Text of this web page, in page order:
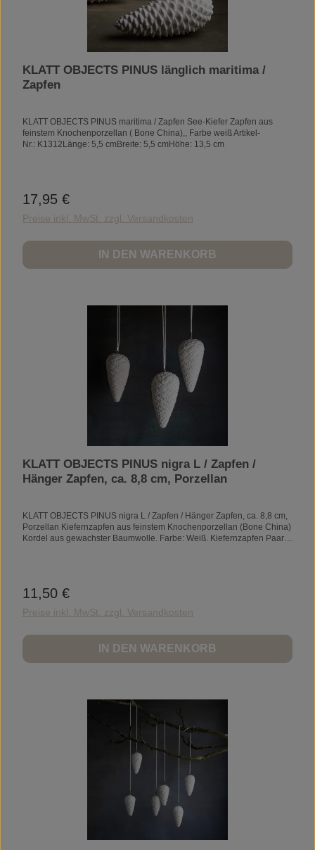
KLATT OBJECTS PINUS länglich maritima /
Zapfen
KLATT OBJECTS PINUS maritima / Zapfen See-Kiefer Zapfen aus
feinstem Knochenporzellan ( Bone China),, Farbe weiß Artikel-
Regulärer Preis:
17,95 €
Preise inkl. MwSt. zzgl. Versandkosten
IN DEN WARENKORB
KLATT OBJECTS PINUS nigra L / Zapfen /
Hänger Zapfen, ca. 8,8 cm, Porzellan
KLATT OBJECTS PINUS nigra L / Zapfen / Hänger Zapfen, ca. 8,8 cm,
Porzellan Kiefernzapfen aus feinstem Knochenporzellan (Bone China)
Kordel aus gewachster Baumwolle. Farbe: Weiß. Kiefernzapfen Paar
Regulärer Preis:
11,50 €
Preise inkl. MwSt. zzgl. Versandkosten
IN DEN WARENKORB